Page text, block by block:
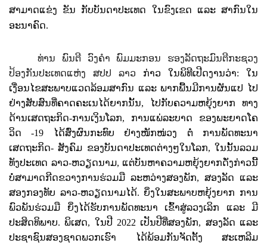
ສາມາດແຂ່ງ ຂັນ ກັບບັນດາປະເທດ ໃນຂົງເຂດ ແລະ ສາກົນໃນ
ອະນາຄົດ.
ທ່ານ ພົນຕີ ວົງຄໍາ ພົມມະກອນ ຮອງລັດຖະມົນຕີກະຊວງ
ປ້ອງກັນປະເທດແຫ່ງ ສປປ ລາວ ກ່າວ ໃນພິທີເປີດງານວ່າ:
ໃນ
ເງື່ອນໄຂສະພາບແວດລ້ອມສາກົນ ແລະ ພາກພື້ນມີການຜັນແປ ໄປ
ຢ່າງສັບສົນທີ່ຄາດຄະເນໄດ້ຍາກນັ້ນ, ໄປກັບຄວາມຫຍຸ້ງຍາກ ທາງ
ດ້ານເສດຖະກິດ-ການເງິນໂລກ, ການແພ່ລະບາດ ຂອງພະຍາດໂຄ
ວິດ -19 ໄດ້ສົ່ງຜົນກະທົບ ຢ່າງໜັກໜ່ວງ ຕໍ່ ການພັດທະນາ
ເສດຖະກິດ- ສັງຄົມ ຂອງບັນດາປະເທດຕ່າງໆໃນໂລກ, ໃນນັ້ນລວມ
ທັງປະເທດ ລາວ-ຫວຽດນາມ, ແຕ່ບັນຫາຄວາມຫຍຸ້ງຍາກດັ່ງກ່າວນີ້
ບໍ່ສາມາດກີດຂວາງການຮ່ວມມື ລະຫວ່າງສອງພັກ, ສອງລັດ ແລະ
ສອງກອງທັບ ລາວ-ຫວຽດນາມໄດ້. ຍິ່ງໃນສະພາບຫຍຸ້ງຍາກ ການ
ພົວພັນຮ່ວມມື ຍິ່ງໄດ້ຮັບການພັດທະນາ ເຂົ້າສູ່ລວງເລິກ ແລະ ມີ
ປະສິດທິພາບ. ພິເສດ, ໃນປີ 2022 ເປັນປີທີ່ສອງພັກ, ສອງລັດ ແລະ
ປະຊາຊົນສອງຊາດພວກເຮົາ ໄດ້ພ້ອມກັນຈັດຕັ້ງ ສະເຫລີມ